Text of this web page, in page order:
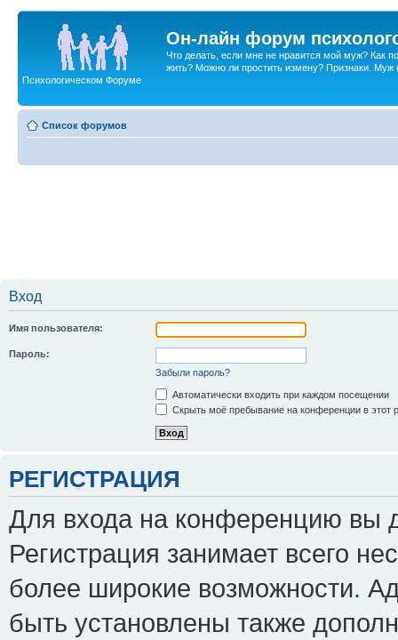
Он-лайн форум
Что делать, если мне не нравится мой муж? Как
жить? Можно ли простить измену? Признаки. Муж
Психологическом Форуме
Список форумов
Вход
Имя пользователя:
Пароль:
Забыли пароль?
Автоматически входить при каждом посещении
Скрыть моё пребывание на конференции в этот
РЕГИСТРАЦИЯ
Для входа на конференцию вы
Регистрация занимает всего
более широкие возможности.
быть установлены также